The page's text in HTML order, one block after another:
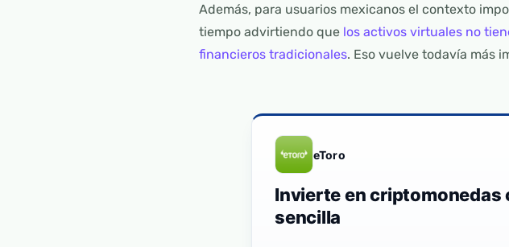
Además, para usuarios mexicanos el contexto
tiempo advirtiendo que los activos virtuales no
financieros tradicionales. Eso vuelve todavía más
eToro
Invierte en criptomonedas
sencilla